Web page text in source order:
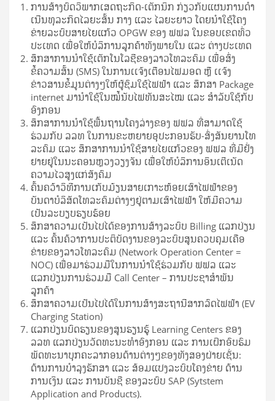
ການສ້າງບົດວິພາກເສດຖະກິດ-ເຕັກນິກ ກ່ຽວກັບແຜນການດໍາ
ເນີນທຸລະກິດໄລຍະສັ້ນ ກາງ ແລະ ໄລຍະຍາວ ໂດຍນຳໃຊ້ໂຄງ
ຂ່າຍລະບົບສາຍໄຍແກ້ວ OPGW ຂອງ ຟຟລ ໃນຂອບເຂດທົ່ວ
ປະເທດ ເພື່ອໃຫ້ບໍລິການລູກຄ້າທັງພາຍໃນ ແລະ ຕ່າງປະເທດ
ສຶກສາການນໍາໃຊ້ເຕັກໂນໂລຊີຂອງລາວໂທລະຄົມ ເພື່ອສົ່ງ
ຂໍ້ຄວາມສັ້ນ (SMS) ໃນການເເຈ້ງເຕືອນໄຟມອດ ຫຼື ເເຈ້ງ
ຂ່າວສານຂໍ້ມູນຕ່າງໆໃຫ້ຜູ້ຊົມໃຊ້ໄຟຟ້າ ແລະ ສຶກສາ Package
internet ມານໍາໃຊ້ໃນໝໍ້ນັບໄຟທັນສະໄໝ ແລະ ສໍາລັບໃຊ້ກັບ
ອົງກອນ
ສຶກສາການນໍາໃຊ້ພື້ນຖານໂຄງລ່າງຂອງ ຟຟລ ທີ່ສາມາດໃຊ້
ຮ່ວມກັບ ລລທ ໃນການຂະຫຍາຍອຸປະກອນຮັບ-ສົ່ງສັນຍານໂທ
ລະຄົມ ແລະ ສຶກສາການນໍາໃຊ້ສາຍໄຍແກ້ວຂອງ ຟຟລ ທີ່ມີຢັ່ງ
ຢາຍຢູ່ໃນນະຄອນຫຼວງວຽງຈັນ ເພືີ່ອໃຫ້ບໍລິການອິນເຕີເນັດ
ຄວາມໄວສູງແກ່ສັງຄົມ
ຄົ້ນຄວ້າວິທີການເກັບມ້ຽນສາຍເກາະຫ້ອຍເສົາໄຟຟ້າຂອງ
ບັນດາບໍລິສັດໂທລະຄົມຕ່າງໆຢູ່ຕາມເສົາໄຟຟ້າ ໃຫ້ມີຄວາມ
ເປັນລະບຽບຮຽບຮ້ອຍ
ສຶກສາຄວາມເປັນໄປໄດ້ຂອງການສ້າງລະບົບ Billing ແລກປ່ຽນ
ແລະ ຄົ້ນຄ້ວາການປະຕິບັດງານຂອງລະບົບສູນຄວບຄຸມເຄືອ
ຂ່າຍຂອງລາວໂທລະຄົມ (Network Operation Center =
NOC) ເພື່ອມາຮ່ວມມືໃນການນໍາໃຊ້ຮ່ວມກັບ ຟຟລ ແລະ
ແລກປ່ຽນການຮ່ວມມື Call Center – ການປະຊາສໍາພັນ
ລູກຄ້າ
ສຶກສາຄວາມເປັນໄປໄດ້ໃນການສ້າງສະຖານີສາກລົດໄຟຟ້າ (EV
Charging Station)
ແລກປ່ຽນບົດຮຽນຂອງສູນຮຽນຮູ້ Learning Centers ຂອງ
ລລທ ແລກປ່ຽນວັດທະນະທໍາອົງກອນ ແລະ ການເຝິກອົບຮົມ
ພັດທະນາບຸກຄະລາກອນດ້ານຕ່າງໆຂອງທັງສອງຝ່າຍເຊັ່ນ:
ດ້ານການບໍາລຸງຮັກສາ ແລະ ສ້ອມແປງລະບົບໂຄງຂ່າຍ ດ້ານ
ການເງິນ ແລະ ການບັນຊີ ຂອງລະບົບ SAP (Sytstem
Application and Products).